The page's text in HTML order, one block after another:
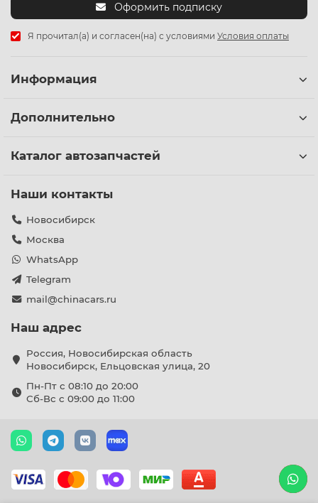
Оформить подписку
Я прочитал(а) и согласен(на) с условиями Условия оплаты
Информация
Дополнительно
Каталог автозапчастей
Наши контакты
Новосибирск
Москва
WhatsApp
Telegram
mail@chinacars.ru
Наш адрес
Россия, Новосибирская область
Новосибирск, Ельцовская улица, 20
Пн-Пт с 08:10 до 20:00
Сб-Вс с 09:00 до 11:00